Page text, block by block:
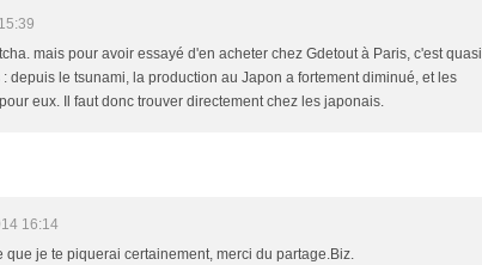
mais pour avoir essayé d'en acheter chez Gdetout à Paris, c'est quasi
depuis le tsunami, la production au Japon a fortement diminué, et les
eux. Il faut donc trouver directement chez les japonais.
16:14
que je te piquerai certainement, merci du partage.Biz.